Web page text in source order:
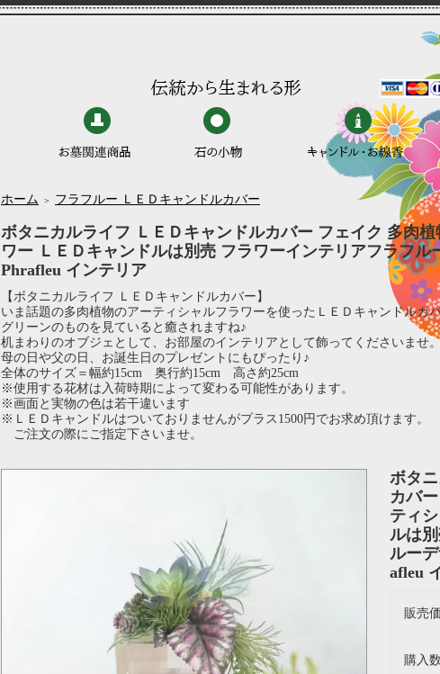
ホーム ＞ フラフルー ＬＥＤキャンドルカバー
ボタニカルライフ ＬＥＤキャンドルカバー フェイク 多肉
ワー ＬＥＤキャンドルは別売 フラワーインテリアフラフル
Phrafleu インテリア
【ボタニカルライフ ＬＥＤキャンドルカバー】
いま話題の多肉植物のアーティシャルフラワーを使ったＬＥＤキャンドルカ
グリーンのものを見ていると癒されますね♪
机まわりのオブジェとして、お部屋のインテリアとして飾ってくださいませ
母の日や父の日、お誕生日のプレゼントにもぴったり♪
全体のサイズ＝幅約15cm 奥行約15cm 高さ約25cm
※使用する花材は入荷時期によって変わる可能性があります。
※画面と実物の色は若干違います
※ＬＥＤキャンドルはついておりませんがプラス1500円でお求め頂けます。
ご注文の際にご指定下さいませ。
ボタ
カバ
ティ
ルは
ルー
afleu
販売
購入数